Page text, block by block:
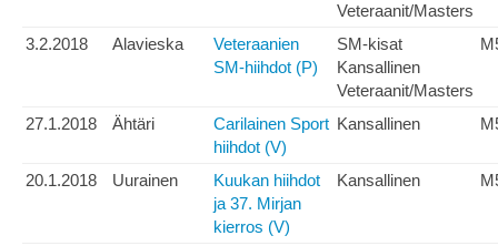
Veteraanit/Masters
3.2.2018 Alavieska
Veteraanien
SM-hiihdot (P)
SM-kisat
Kansallinen
Veteraanit/Masters
27.1.2018 Ähtäri
Carilainen Sport
hiihdot (V)
Kansallinen
20.1.2018 Uurainen
Kuukan hiihdot
ja 37. Mirjan
kierros (V)
Kansallinen